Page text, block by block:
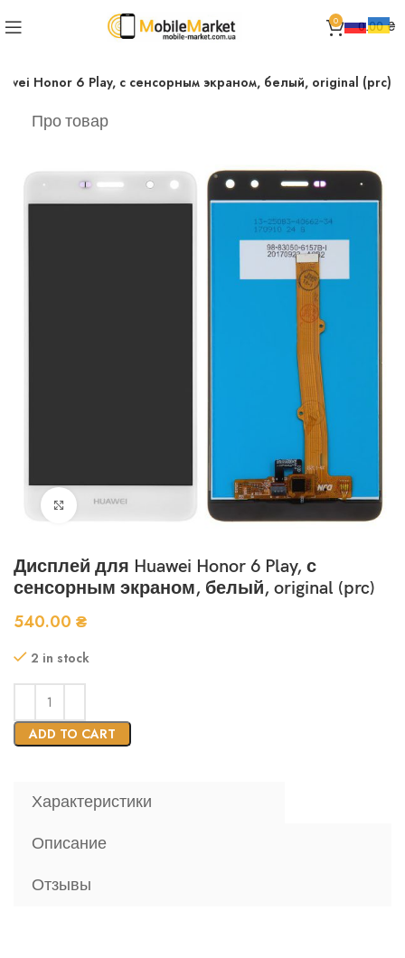
0 0.00₴
Honor 6 Play, с сенсорным экраном, белый, original (prc)
Про товар
Нажмите, чтобы увеличить
Дисплей для Huawei Honor 6 Play, с
сенсорным экраном, белый, original (prc)
540.00 ₴
2 in stock
ADD TO CART
Характеристики
Описание
Отзывы